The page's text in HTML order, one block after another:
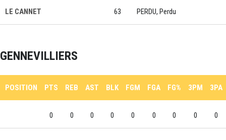
LE CANNET 63 PERDU, Perdu
GENNEVILLIERS
POSITION PTS REB AST BLK FGM FGA FG% 3PM 3PA
0 0 0 0 0 0 0 0 0